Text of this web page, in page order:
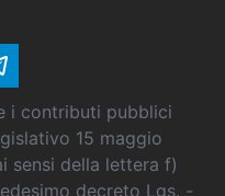
i contributi pubblici
15 maggio
sensi della lettera f)
decreto Lgs. -